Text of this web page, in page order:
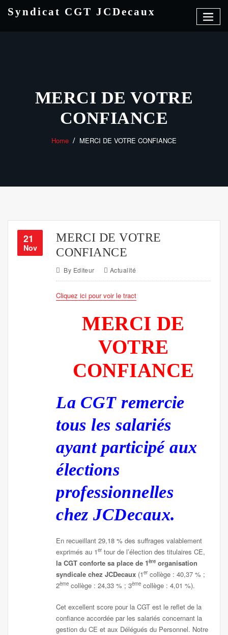
Syndicat CGT JCDecaux
MERCI DE VOTRE
CONFIANCE
Home MERCI DE VOTRE CONFIANCE
21
Nov
MERCI DE VOTRE
CONFIANCE
By Editeur Actualité
Cliquez ici pour voir le tract
MERCI DE
VOTRE
CONFIANCE
La CGT remercie
tous les salariés
ayant participé aux
élections
professionnelles
chez JCDecaux.
En recueillant 29,18 % des suffrages valablement
exprimés au 1er tour de l’élection des titulaires CE,
la CGT conforte sa place de 1ère organisation
syndicale chez JCDecaux (1er collège : 40,37 % ;
2ème collège : 24,33 % ; 3ème collège : 4,01 %).
Cet excellent score pour la CGT est le reflet de la
confiance accordée par les salariés concernant la
gestion du CE et aux Délégués du Personnel. Notre